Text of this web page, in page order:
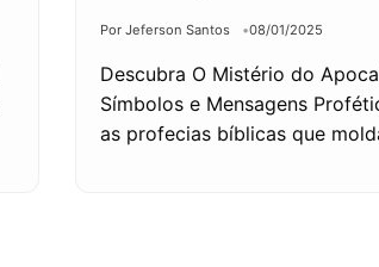
Por Jeferson Santos 08/01/2025
Descubra O Mistério do
Símbolos e Mensagens
as profecias bíblicas que